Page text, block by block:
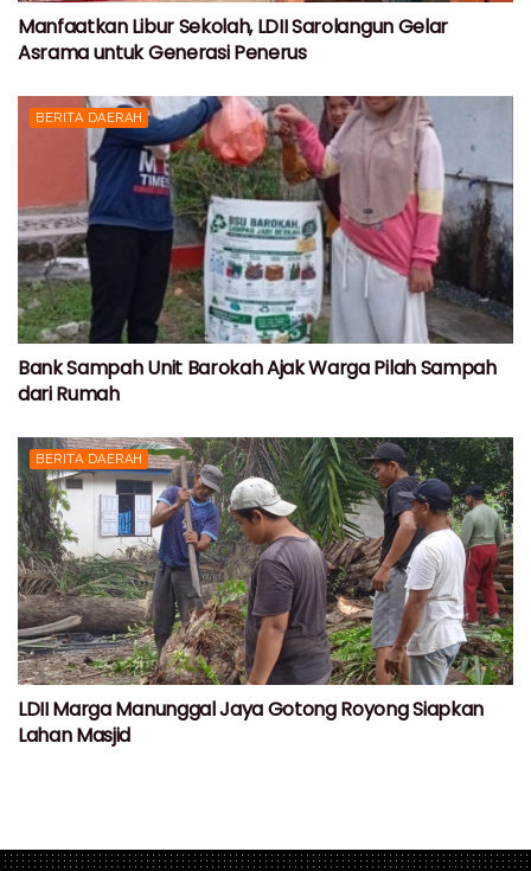
Manfaatkan Libur Sekolah, LDII Sarolangun Gelar
Asrama untuk Generasi Penerus
BERITA DAERAH
Bank Sampah Unit Barokah Ajak Warga Pilah Sampah
dari Rumah
BERITA DAERAH
LDII Marga Manunggal Jaya Gotong Royong Siapkan
Lahan Masjid